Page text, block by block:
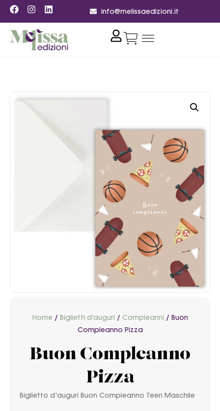
info@melissaedizioni.it
Home / Biglietti d'auguri / Compleanni / Buon
Compleanno Pizza
Buon Compleanno
Pizza
Biglietto d’auguri Buon Compleanno Teen Maschile